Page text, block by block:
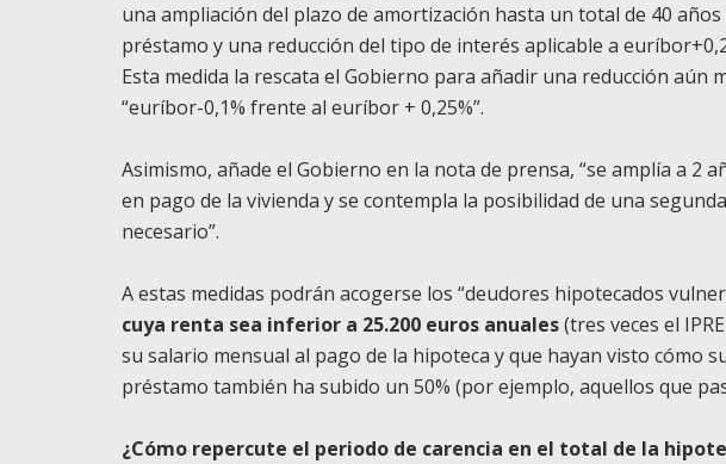
una ampliación del plazo de amortización hasta un total de 40
préstamo y una reducción del tipo de interés aplicable a
Esta medida la rescata el Gobierno para añadir una reducción aún
“euríbor-0,1% frente al euríbor + 0,25%”.
Asimismo, añade el Gobierno en la nota de prensa, “se amplía a 2
en pago de la vivienda y se contempla la posibilidad de una
necesario”.
A estas medidas podrán acogerse los “deudores hipotecados
cuya renta sea inferior a 25.200 euros anuales(tres veces el
su salario mensual al pago de la hipoteca y que hayan visto cómo
préstamo también ha subido un 50% (por ejemplo, aquellos que
¿Cómo repercute el periodo de carencia en el total de la